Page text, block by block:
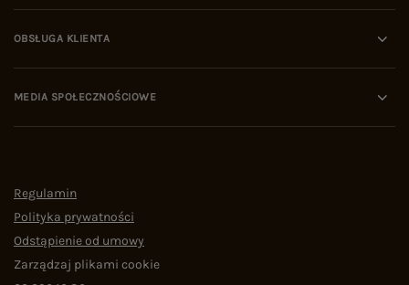
OBSŁUGA KLIENTA
MEDIA SPOŁECZNOŚCIOWE
Regulamin
Polityka prywatności
Odstąpienie od umowy
Zarządzaj plikami cookie